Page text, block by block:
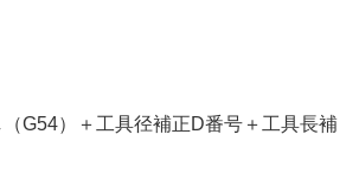
G54）＋工具径補正D番号＋工具長補